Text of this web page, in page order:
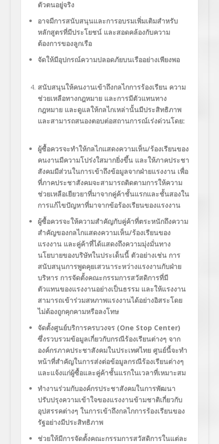
ตัวตนอยู่จริง
อาจมีการสนับสนุนและการอบรมเพิ่มเติมสำหรับ
หลักสูตรที่มีประโยชน์ และสอดคล้องกับความ
ต้องการของลูกเรือ
จัดให้มีอุปกรณ์ความปลอดภัยบนเรืออย่างเพียงพอ
สนับสนุนให้คนงานเข้าถึงกลไกการร้องเรียน ความ
ช่วยเหลือทางกฎหมาย และการมีตัวแทนทาง
กฎหมาย และดูแลให้กลไกเหล่านั้นมีประสิทธิภาพ
และสามารถสนองตอบต่อสถานการณ์เร่งด่วนโดย:
ผู้ซื้อควรจะทำให้กลไกแสดงความเห็น/ร้องเรียนของ
คนงานมีความโปร่งใสมากยิ่งขึ้น และให้ภาคประชา
สังคมมีส่วนในการเข้าถึงข้อมูลจากฝ่ายแรงงาน เพื่อ
ที่ภาคประชาสังคมจะสามารถติดตามการให้ความ
ช่วยเหลือเยียวยาที่มาจากคู่ค้าชั้นแรกและชั้นสองใน
การแก้ไขปัญหาที่มาจากข้อร้องเรียนของแรงงาน
ผู้ซื้อควรจะให้ความสำคัญกับคู่ค้าที่ตระหนักถึงความ
สำคัญของกลไกแสดงความเห็น/ร้องเรียนของ
แรงงาน และคู่ค้าที่ได้แสดงถึงความมุ่งมั่นทาง
นโยบายของบริษัทในประเด็นนี้ ตัวอย่างเช่น การ
สนับสนุนการพูดคุยเสวนาระหว่างแรงงานกับฝ่าย
บริหาร การจัดตั้งคณะกรรมการสวัสดิการที่มี
ตัวแทนของแรงงานอย่างเป็นธรรม และให้แรงงาน
สามารถเข้าร่วมสหภาพแรงงานได้อย่างอิสระโดย
ไม่ต้องถูกคุกคามหรือลงโทษ
จัดตั้งศูนย์บริการครบวงจร (One Stop Center)
ซึ่งรวบรวมข้อมูลเกี่ยวกับกรณีร้องเรียนต่างๆ จาก
องค์กรภาคประชาสังคมในประเทศไทย ศูนย์นี้จะทำ
หน้าที่สำคัญในการส่งต่อข้อมูลกรณีร้องเรียนต่างๆ
และแจ้งแก่ผู้ซื้อและคู่ค้าชั้นแรกในเวลาที่เหมาะสม
ทำงานร่วมกับองค์กรประชาสังคมในการพัฒนา
ปรับปรุงความเข้าใจของแรงงานข้ามชาติเกี่ยวกับ
อุปสรรคต่างๆ ในการเข้าถึงกลไกการร้องเรียนของ
รัฐอย่างมีประสิทธิภาพ
ช่วยให้มีการจัดตั้งคณะกรรมการสวัสดิการในแต่ละ